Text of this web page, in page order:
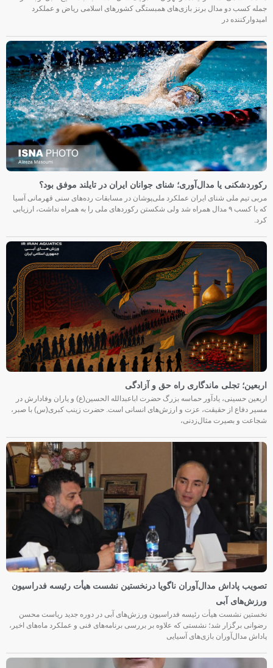
جمله کسب دو مدال برنز بازی‌های همبستگی کشورهای اسلامی ریاض و عملکرد
امیدوارکننده در
رکوردشکنی یا مدال‌آوری؛ شنای جوانان ایران در تایلند موفق بود؟
مربی تیم ملی شنای ایران عملکرد ملی‌پوشان در مسابقات رده‌های سنی قهرمانی آسیا
که با کسب ۹ مدال همراه شد ولی شکستن رکوردهای ملی را به همراه نداشت، ارزیابی
کرد.
اربعین؛ تجلی ماندگاری راه حق و آزادگی
اربعین حسینی، یادآور حماسه بزرگ حضرت اباعبدالله الحسین(ع) و یاران وفادارش در
مسیر دفاع از حقیقت، عزت و ارزش‌های انسانی است. حضرت زینب کبری(س) با صبر،
شجاعت و بصیرت مثال‌زدنی،
تصویب پاداش مدال‌آوران ناگویا درنخستین نشست هیأت رئیسه فدراسیون
ورزش‌های آبی
نخستین نشست هیأت رئیسه فدراسیون ورزش‌های آبی در دوره جدید ریاست محسن
رضوانی برگزار شد؛ نشستی که علاوه بر بررسی برنامه‌های فنی و عملکرد ماه‌های اخیر،
پاداش مدال‌آوران بازی‌های آسیایی